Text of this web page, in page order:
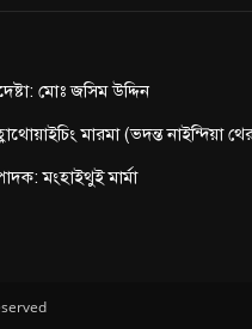
মোঃ জসিম উদ্দিন
মারমা (ভদন্ত নাইন্দিয়া
মংহাইথুই মার্মা